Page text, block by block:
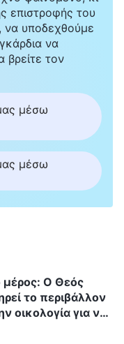
αυτήν την τροφή,
περιβάλλον
το
επιβιώνουν, να
εμπρός
θέσπισε ο Θεός
του τύπου,
όλα τα
ανθρώπινο
συνυπάρχει με
γνωρίζει κανείς
ο μοναδικός Θ΄
επιστροφής του
να υποδεχθούμε
να
βρείτε τον
μέσω
μέσω
μέρος: Ο Θεός
το περιβάλλον
οικολογία για να